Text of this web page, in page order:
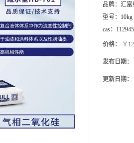
品牌： 汇富
型号： 10kg
cas：
价格： ￥
发布日期：
更新日期：